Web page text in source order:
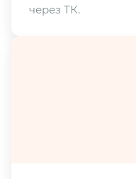
через ТК.